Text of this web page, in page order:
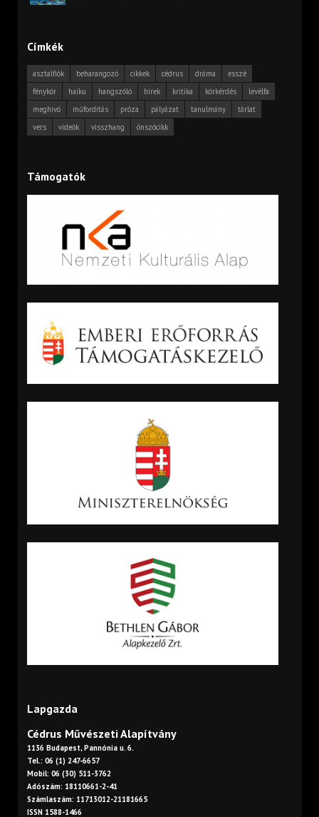
Címkék
asztalfiók beharangozó cikkek cédrus dráma
esszé
fénykör
haiku hangszóló hírek kritika körkérdés
levélfa
meghívó
műfordítás próza pályázat tanulmány
tárlat
vers
videók visszhang önszócikk
Támogatók
Lapgazda
Cédrus Művészeti Alapítvány
1136 Budapest, Pannónia u. 6.
Tel.: 06 (1) 247-6657
Mobil: 06 (30) 511-3762
Adószám: 18110661-2-41
Számlaszám: 11713012-21181665
ISSN 1588-1466